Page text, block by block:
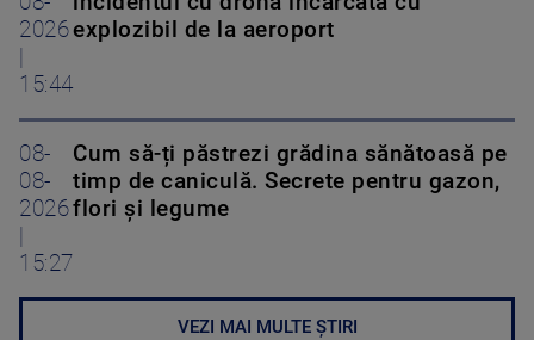
2026
15:44
explozibil de la aeroport
08-
08-
2026
15:27
Cum să-ți păstrezi grădina sănătoasă pe
timp de caniculă. Secrete pentru gazon,
flori și legume
VEZI MAI MULTE ȘTIRI